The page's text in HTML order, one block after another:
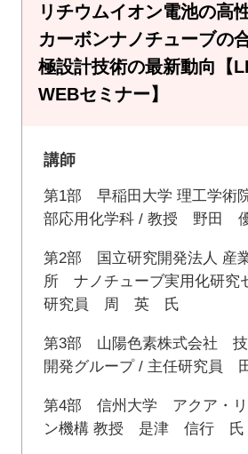
リチウムイオン電池の高
カーボンナノチューブの
極設計技術の最新動向【
WEBセミナー】
講師
第1部 早稲田大学 理工学術
部応用化学科 / 教授 野田
第2部 国立研究開発法人 産
所 ナノチューブ実用化研
研究員 周 英 氏
第3部 山陽色素株式会社 技
開発グループ / 主任研究
第4部 信州大学 アクア・リ
ン機構 教授 是津 信行 氏